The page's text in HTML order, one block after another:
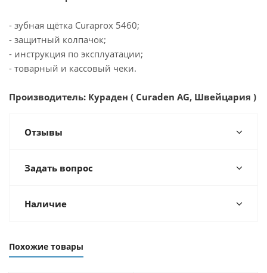
- зубная щётка Curaprox 5460;
- защитный колпачок;
- инструкция по эксплуатации;
- товарный и кассовый чеки.
Производитель: Кураден ( Curaden AG, Швейцария )
Отзывы
Задать вопрос
Наличие
Похожие товары